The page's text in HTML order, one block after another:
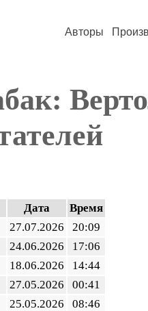
Авторы
Дата
Время
27.07.2026
20:09
24.06.2026
17:06
18.06.2026
14:44
27.05.2026
00:41
25.05.2026
08:46